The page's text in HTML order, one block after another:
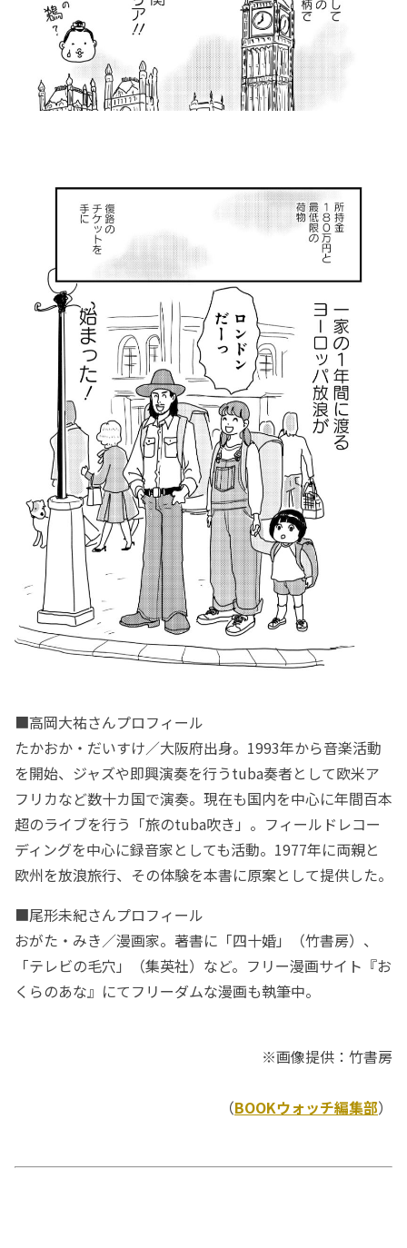
■高岡大祐さんプロフィール
たかおか・だいすけ／大阪府出身。1993年から音楽活動
を開始、ジャズや即興演奏を行うtuba奏者として欧米ア
フリカなど数十カ国で演奏。現在も国内を中心に年間百本
超のライブを行う「旅のtuba吹き」。フィールドレコー
ディングを中心に録音家としても活動。1977年に両親と
欧州を放浪旅行、その体験を本書に原案として提供した。
■尾形未紀さんプロフィール
おがた・みき／漫画家。著書に「四十婚」（竹書房）、
「テレビの毛穴」（集英社）など。フリー漫画サイト『お
くらのあな』にてフリーダムな漫画も執筆中。
※画像提供：竹書房
（BOOKウォッチ編集部）